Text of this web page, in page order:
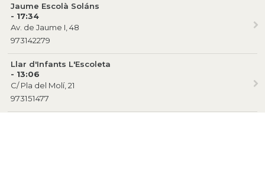
Jaume Escolà Soláns
- 17:34
Av. de Jaume I, 48
973142279
Llar d'Infants L'Escoleta
- 13:06
C/ Pla del Molí, 21
973151477